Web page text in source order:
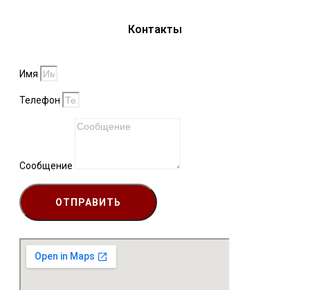
Контакты
Имя
Телефон
Сообщение
ОТПРАВИТЬ